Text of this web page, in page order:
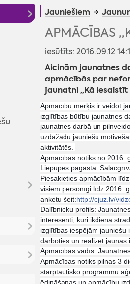
Jauniešiem
APMĀCĪBAS
iesūtīts: 2016.09.12
Aicinām jaunatnes
apmācībās par
jaunatni „Kā
Apmācību mērķis ir veidot
izglītības būtību jaunatnes
jaunatnes darbā un
uzdažādu jauniešu
aktivitātēs.
Apmācības notiks no 2016.
Liepupes pagastā,
Piesakieties apmācībām
visiem personīgi līdz 2016.
anketu šeit:http://ejuz.lv/
Dalībnieku profils:
interesenti, kuri ikdienā
izglītības iespējām jauniešu
darboties un realizēt jaunas
Apmācības vadīs:
Apmācības notiks pilnas 3
starptautisko programmu
ēdināšanas un apmācību